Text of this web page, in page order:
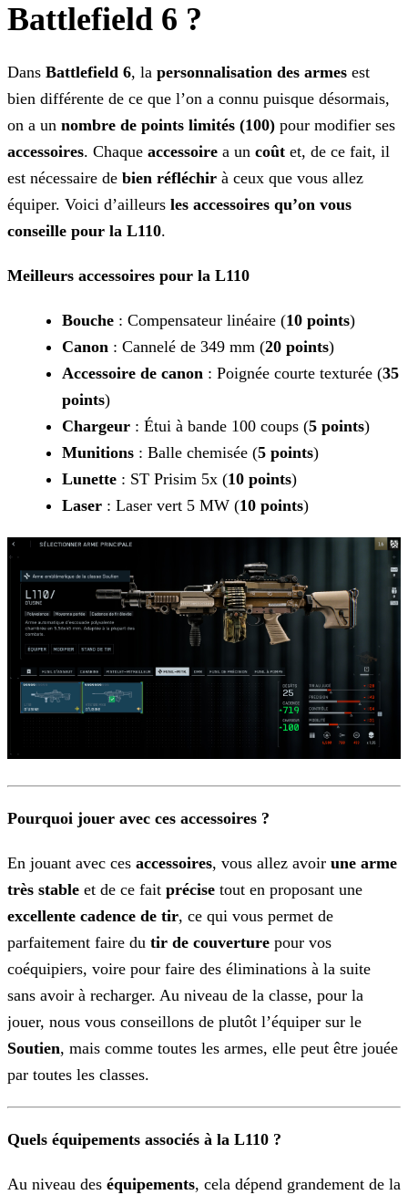
Battlefield 6 ?
Dans Battlefield 6, la personnalisation des armes est
bien différente de ce que l’on a connu puisque désormais,
on a un nombre de points limités (100) pour modifier ses
accessoires. Chaque accessoire a un coût et, de ce fait, il
est nécessaire de bien réfléchir à ceux que vous allez
équiper. Voici d’ailleurs les accessoires qu’on vous
conseille pour la L110.
Meilleurs accessoires pour la L110
Bouche : Compensateur linéaire (10 points)
Canon : Cannelé de 349 mm (20 points)
Accessoire de canon : Poignée courte texturée (35
points)
Chargeur : Étui à bande 100 coups (5 points)
Munitions : Balle chemisée (5 points)
Lunette : ST Prisim 5x (10 points)
Laser : Laser vert 5 MW (10 points)
Pourquoi jouer avec ces accessoires ?
En jouant avec ces accessoires, vous allez avoir une arme
très stable et de ce fait précise tout en proposant une
excellente cadence de tir, ce qui vous permet de
parfaitement faire du tir de couverture pour vos
coéquipiers, voire pour faire des éliminations à la suite
sans avoir à recharger. Au niveau de la classe, pour la
jouer, nous vous conseillons de plutôt l’équiper sur le
Soutien, mais comme toutes les armes, elle peut être jouée
par toutes les classes.
Quels équipements associés à la L110 ?
Au niveau des équipements, cela dépend grandement de la